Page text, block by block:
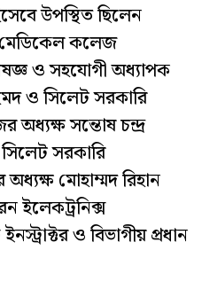
উপস্থিত ছিলেন
কলেজ
ও সহযোগী অধ্যাপক
ও সিলেট সরকারি
অধ্যক্ষ সন্তোষ চন্দ্র
সরকারি
মোহাম্মদ রিহান
ইলেকট্রনিক্স
ও বিভাগীয় প্রধান